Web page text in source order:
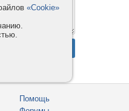
Помощь
«Cookie»